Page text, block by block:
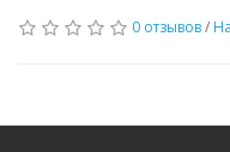
0 отзывов/